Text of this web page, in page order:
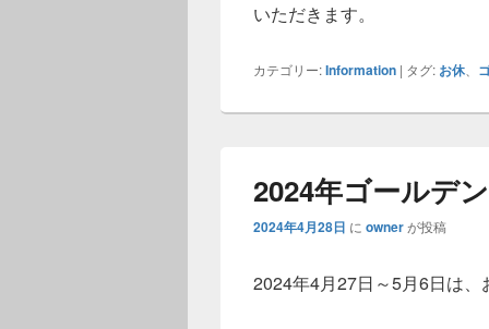
いただきます。
カテゴリー:Information | タグ: お休
2024年ゴールデ
2024年4月28日 に ownerが投稿
2024年4月27日～5月6日は、